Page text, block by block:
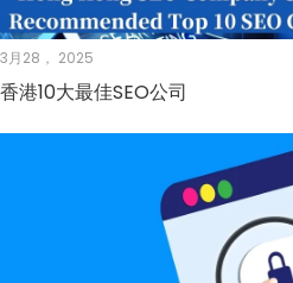
3月28， 2025
香港10大最佳SEO公司